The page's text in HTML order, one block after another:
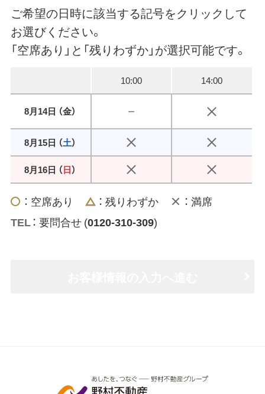
ご希望の日時に該当する記号をクリックして
お選びください。
「空席あり」と「残りわずか」が選択可能です。
10:00 14:00
8月14日 （金）
8月15日 （土）
8月16日 （日）
： 空席あり ： 残りわずか
： 満席
： 要問合せ (0120-310-309)